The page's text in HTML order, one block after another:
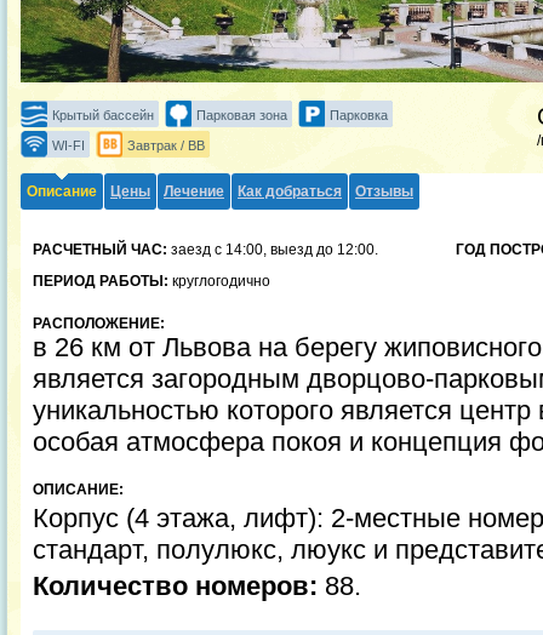
Крытый бассейн Парковая зона Парковка
WI-FI Завтрак / BB
Описание Цены Лечение Как добраться Отзывы
РАСЧЕТНЫЙ ЧАС: заезд с 14:00, выезд до 12:00.
ГОД
ПЕРИОД РАБОТЫ: круглогодично
РАСПОЛОЖЕНИЕ:
в 26 км от Львова на берегу
является загородным дворцово-
уникальностью которого является
особая атмосфера покоя и концепция
ОПИСАНИЕ:
Корпус (4 этажа, лифт): 2-местные
стандарт, полулюкс, люукс и
Количество номеров: 88.